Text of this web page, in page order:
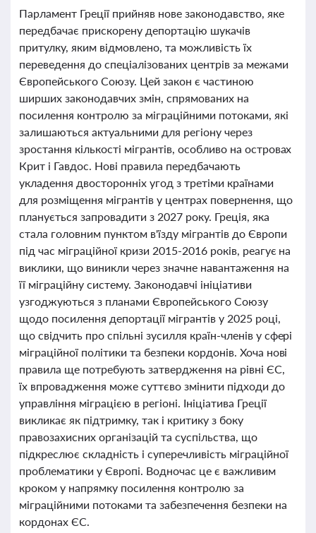
Парламент Греції прийняв нове законодавство, яке
передбачає прискорену депортацію шукачів
притулку, яким відмовлено, та можливість їх
переведення до спеціалізованих центрів за межами
Європейського Союзу. Цей закон є частиною
ширших законодавчих змін, спрямованих на
посилення контролю за міграційними потоками, які
залишаються актуальними для регіону через
зростання кількості мігрантів, особливо на островах
Крит і Гавдос. Нові правила передбачають
укладення двосторонніх угод з третіми країнами
для розміщення мігрантів у центрах повернення, що
планується запровадити з 2027 року. Греція, яка
стала головним пунктом в'їзду мігрантів до Європи
під час міграційної кризи 2015-2016 років, реагує на
виклики, що виникли через значне навантаження на
її міграційну систему. Законодавчі ініціативи
узгоджуються з планами Європейського Союзу
щодо посилення депортації мігрантів у 2025 році,
що свідчить про спільні зусилля країн-членів у сфері
міграційної політики та безпеки кордонів. Хоча нові
правила ще потребують затвердження на рівні ЄС,
їх впровадження може суттєво змінити підходи до
управління міграцією в регіоні. Ініціатива Греції
викликає як підтримку, так і критику з боку
правозахисних організацій та суспільства, що
підкреслює складність і суперечливість міграційної
проблематики у Європі. Водночас це є важливим
кроком у напрямку посилення контролю за
міграційними потоками та забезпечення безпеки на
кордонах ЄС.